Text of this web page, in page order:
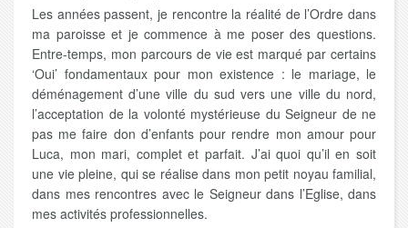
Les années passent, je rencontre la réalité de l’Ordre dans
ma paroisse et je commence à me poser des questions.
Entre-temps, mon parcours de vie est marqué par certains
‘Oui’ fondamentaux pour mon existence : le mariage, le
déménagement d’une ville du sud vers une ville du nord,
l’acceptation de la volonté mystérieuse du Seigneur de ne
pas me faire don d’enfants pour rendre mon amour pour
Luca, mon mari, complet et parfait. J’ai quoi qu’il en soit
une vie pleine, qui se réalise dans mon petit noyau familial,
dans mes rencontres avec le Seigneur dans l’Eglise, dans
mes activités professionnelles.